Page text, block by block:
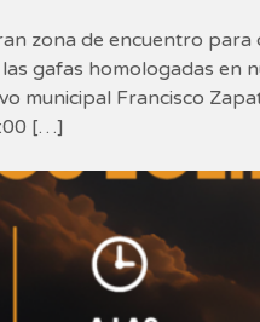
zona de encuentro
gafas homologadas en
municipal Francisco
[…]